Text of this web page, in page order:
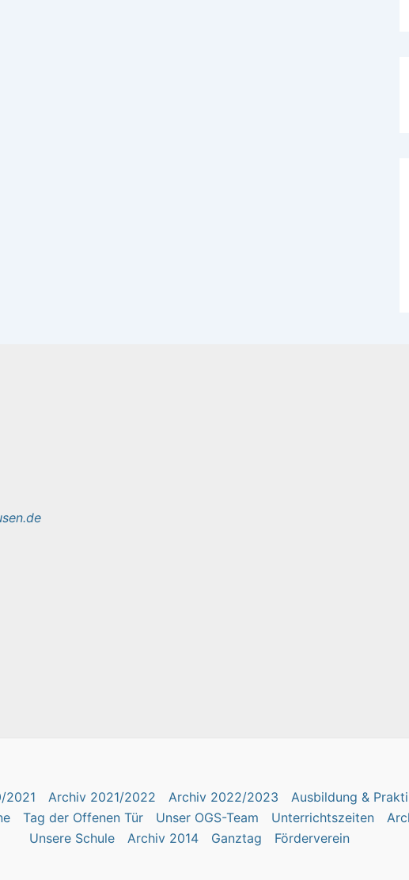
2021 Archiv 2021/2022 Archiv 2022/2023 Ausbildung &
Tag der Offenen Tür Unser OGS-Team Unterrichtszeiten
Unsere Schule
Archiv 2014 Ganztag Förderverein